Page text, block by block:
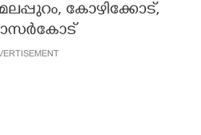
കോഴിക്കോട്,